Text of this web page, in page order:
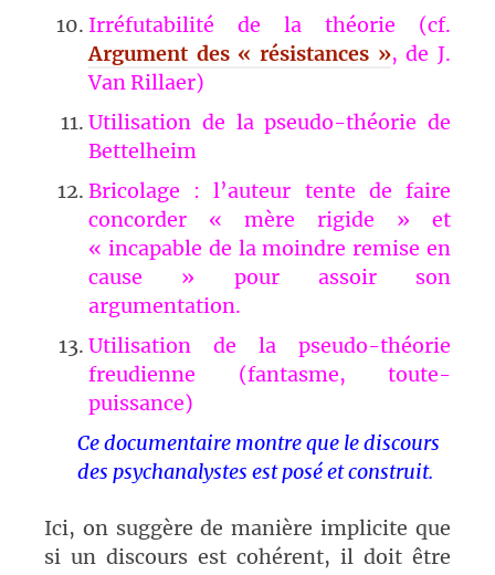
Irréfutabilité de la théorie (cf.
Argument des « résistances », de J.
Van Rillaer)
Utilisation de la pseudo-théorie de
Bettelheim
Bricolage : l’auteur tente de faire
concorder « mère rigide » et
« incapable de la moindre remise en
cause » pour assoir son
argumentation.
Utilisation de la pseudo-théorie
freudienne (fantasme, toute-
puissance)
Ce documentaire montre que le discours
des psychanalystes est posé et construit.
Ici, on suggère de manière implicite que
si un discours est cohérent, il doit être